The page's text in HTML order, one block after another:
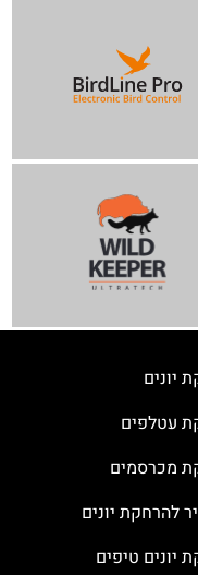
יונים
עטלפים
מכרסמים
להרחקת יונים
יונים טיפים